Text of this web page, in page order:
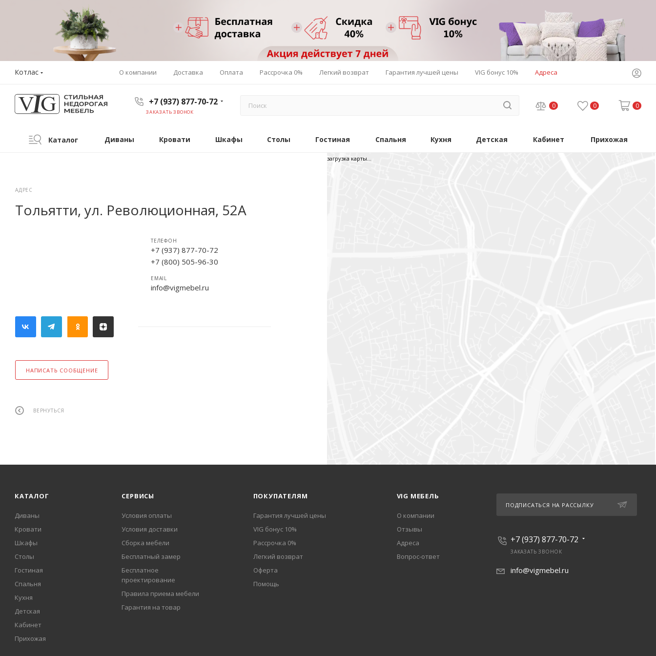
Котлас О компании Доставка Оплата Рассрочка 0% Легкий возврат Гарантия лучшей цены VIG бонус 10% Адреса
+7 (937) 877-70-72
ЗАКАЗАТЬ ЗВОНОК
0 0 0
Каталог Диваны Кровати Шкафы Столы Гостиная Спальня Кухня Детская Кабинет Прихожая
АДРЕС
Тольятти, ул. Революционная, 52А
ТЕЛЕФОН
+7 (937) 877-70-72
+7 (800) 505-96-30
EMAIL
info@vigmebel.ru
НАПИСАТЬ СООБЩЕНИЕ
ВЕРНУТЬСЯ
загрузка карты...
КАТАЛОГ
Диваны
Кровати
Шкафы
Столы
Гостиная
Спальня
Кухня
Детская
Кабинет
Прихожая
СЕРВИСЫ
Условия оплаты
Условия доставки
Сборка мебели
Бесплатный замер
Бесплатное
проектирование
Правила приема мебели
Гарантия на товар
ПОКУПАТЕЛЯМ
Гарантия лучшей цены
VIG бонус 10%
Рассрочка 0%
Легкий возврат
Оферта
Помощь
VIG МЕБЕЛЬ
О компании
Отзывы
Адреса
Вопрос-ответ
ПОДПИСАТЬСЯ НА РАССЫЛКУ
+7 (937) 877-70-72
ЗАКАЗАТЬ ЗВОНОК
info@vigmebel.ru